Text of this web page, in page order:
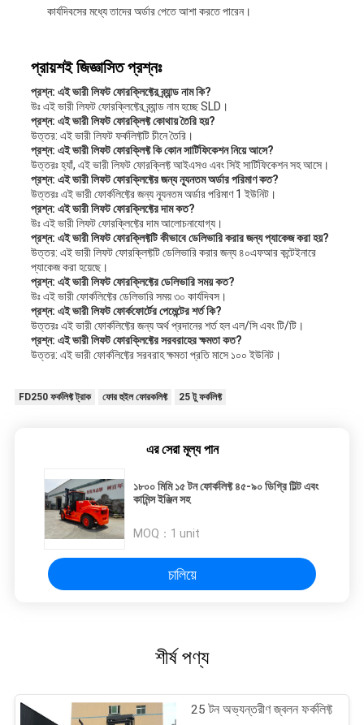
কার্যদিবসের মধ্যে তাদের অর্ডার পেতে আশা করতে পারেন।
প্রায়শই জিজ্ঞাসিত প্রশ্নঃ
প্রশ্ন: এই ভারী লিফট ফোরক্লিফ্টের ব্র্যান্ড নাম কি?
উঃ এই ভারী লিফট ফোরক্লিফ্টের ব্র্যান্ড নাম হচ্ছে SLD।
প্রশ্ন: এই ভারী লিফট ফোরক্লিফ্ট কোথায় তৈরি হয়?
উত্তর: এই ভারী লিফট ফর্কলিফ্টটি চীনে তৈরি।
প্রশ্ন: এই ভারী লিফট ফোরক্লিফ্ট কি কোন সার্টিফিকেশন নিয়ে আসে?
উত্তরঃ হ্যাঁ, এই ভারী লিফট ফোরক্লিফ্ট আইএসও এবং সিই সার্টিফিকেশন সহ আসে।
প্রশ্ন: এই ভারী লিফট ফোরক্লিফ্টের জন্য ন্যূনতম অর্ডার পরিমাণ কত?
উত্তরঃ এই ভারী ফোর্কলিফ্টের জন্য ন্যূনতম অর্ডার পরিমাণ 1 ইউনিট।
প্রশ্ন: এই ভারী লিফট ফোরক্লিফ্টের দাম কত?
উঃ এই ভারী লিফট ফোরক্লিফ্টের দাম আলোচনাযোগ্য।
প্রশ্ন: এই ভারী লিফট ফোরক্লিফ্টটি কীভাবে ডেলিভারি করার জন্য প্যাকেজ করা হয়?
উত্তর: এই ভারী লিফট ফোরক্লিফ্টটি ডেলিভারি করার জন্য ৪০এফআর কন্টেইনারে
প্যাকেজ করা হয়েছে।
প্রশ্ন: এই ভারী লিফট ফোরক্লিফ্টের ডেলিভারি সময় কত?
উঃ এই ভারী ফোর্কলিফ্টের ডেলিভারি সময় ৩০ কার্যদিবস।
প্রশ্ন: এই ভারী লিফট ফোর্কফোর্টের পেমেন্টের শর্ত কি?
উত্তরঃ এই ভারী ফোর্কলিফ্টের জন্য অর্থ প্রদানের শর্ত হল এল/সি এবং টি/টি।
প্রশ্ন: এই ভারী লিফট ফোরক্লিফ্টের সরবরাহের ক্ষমতা কত?
উত্তর: এই ভারী ফোর্কলিফ্টের সরবরাহ ক্ষমতা প্রতি মাসে ১০০ ইউনিট।
FD250 ফর্কলিফ্ট ট্রাক ফোর হুইল ফোরকলিফ্ট 25 টু ফর্কলিফ্ট
এর সেরা মূল্য পান
১৮০০ মিমি ১৫ টন ফোর্কলিফ্ট ৪৫-৯০ ডিগ্রি টিল্ট এবং
কামিন্স ইঞ্জিন সহ
MOQ： 1 unit
চালিয়ে
শীর্ষ পণ্য
25 টন অভ্যন্তরীণ জ্বলন ফর্কলিফ্ট